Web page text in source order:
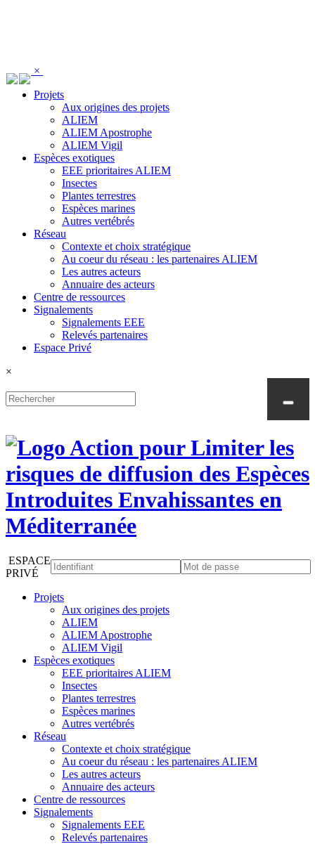
×
Projets
Aux origines des projets
ALIEM
ALIEM Apostrophe
ALIEM Vigil
Espèces exotiques
EEE prioritaires ALIEM
Insectes
Plantes terrestres
Espèces marines
Autres vertébrés
Réseau
Contexte et choix stratégique
Au coeur du réseau : les partenaires ALIEM
Les autres acteurs
Annuaire des acteurs
Centre de ressources
Signalements
Signalements EEE
Relevés partenaires
Espace Privé
×
ESPACE
PRIVÉ
Projets
Aux origines des projets
ALIEM
ALIEM Apostrophe
ALIEM Vigil
Espèces exotiques
EEE prioritaires ALIEM
Insectes
Plantes terrestres
Espèces marines
Autres vertébrés
Réseau
Contexte et choix stratégique
Au coeur du réseau : les partenaires ALIEM
Les autres acteurs
Annuaire des acteurs
Centre de ressources
Signalements
Signalements EEE
Relevés partenaires